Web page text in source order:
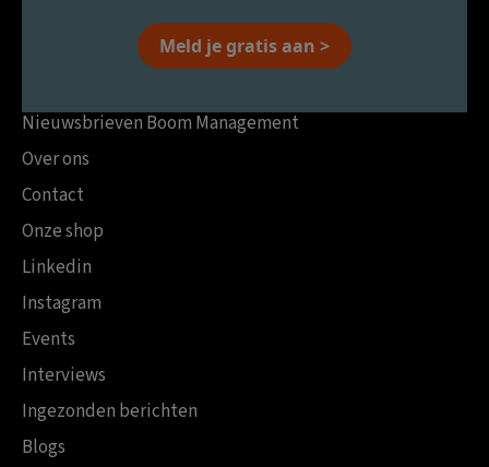
Meld je gratis aan >
Nieuwsbrieven Boom Management
Over ons
Contact
Onze shop
Linkedin
Instagram
Events
Interviews
Ingezonden berichten
Blogs